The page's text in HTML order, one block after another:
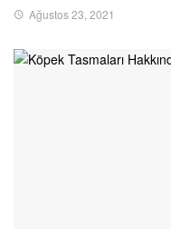
Ağustos 23, 2021